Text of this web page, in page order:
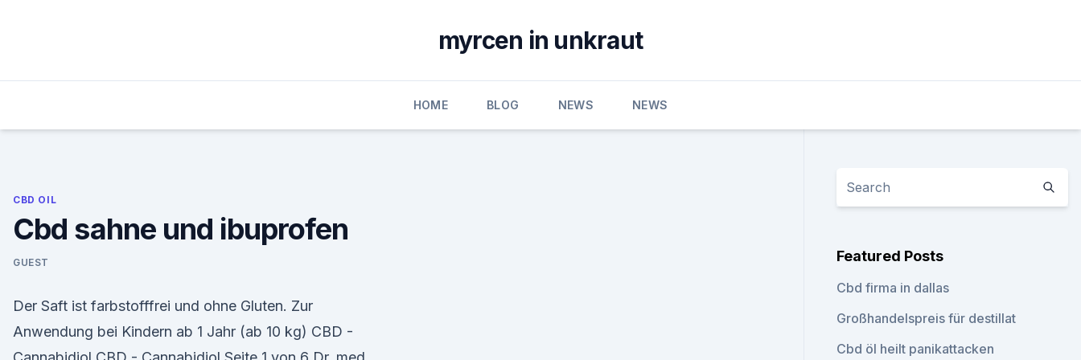
myrcen in unkraut
HOME BLOG NEWS NEWS
CBD OIL
Cbd sahne und ibuprofen
GUEST
Der Saft ist farbstofffrei und ohne Gluten. Zur
Anwendung bei Kindern ab 1 Jahr (ab 10 kg) CBD -
Featured Posts
Cbd firma in dallas
Großhandelspreis für destillat
Cbd öl heilt panikattacken